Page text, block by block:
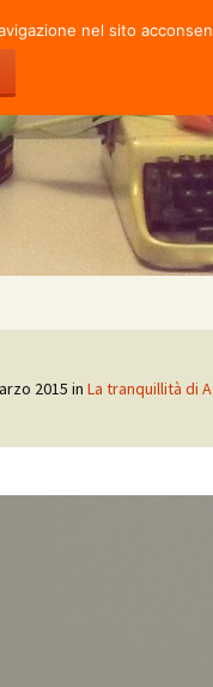
2015 in La tranquillità di
nel sito